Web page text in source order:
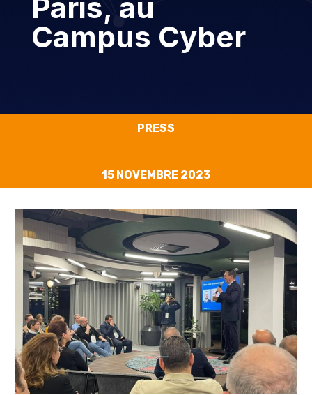
Paris, au
Campus Cyber
PRESS
15 NOVEMBRE 2023